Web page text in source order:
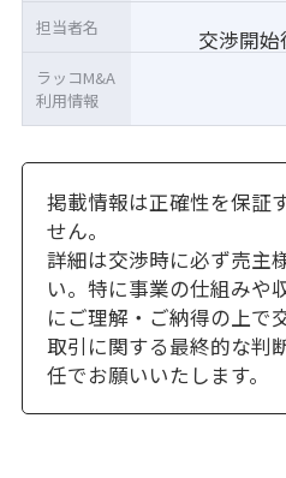
交渉開始
担当者名
ラッコM&A
利用情報
掲載情報は正確性を保証
せん。
詳細は交渉時に必ず売主
い。特に事業の仕組みや
にご理解・ご納得の上で
取引に関する最終的な判
任でお願いいたします。